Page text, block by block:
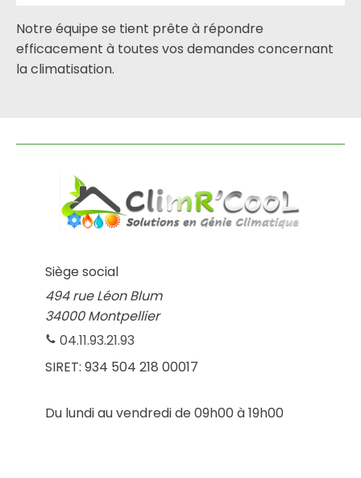
Notre équipe se tient prête à répondre
efficacement à toutes vos demandes concernant
la climatisation.
Siège social
494 rue Léon Blum
34000 Montpellier
04.11.93.21.93
SIRET: 934 504 218 00017
Du lundi au vendredi de 09h00 à 19h00